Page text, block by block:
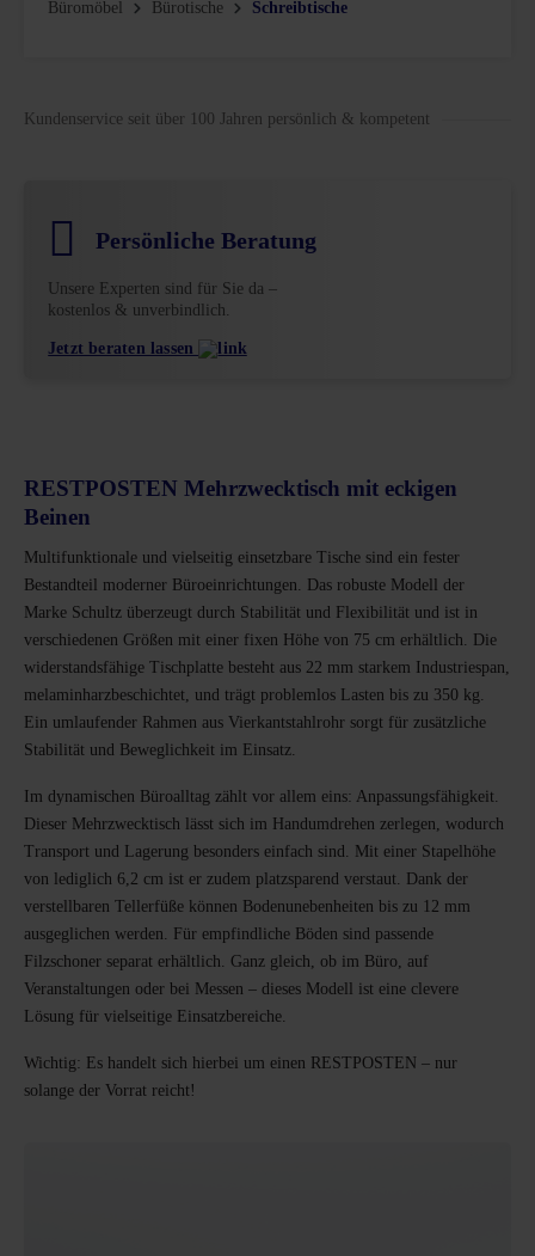
Büromöbel Bürotische Schreibtische
Kundenservice seit über 100 Jahren persönlich & kompetent
Persönliche Beratung
Unsere Experten sind für Sie da –
kostenlos & unverbindlich.
Jetzt beraten lassen
RESTPOSTEN Mehrzwecktisch mit eckigen
Beinen
Multifunktionale und vielseitig einsetzbare Tische sind ein fester
Bestandteil moderner Büroeinrichtungen. Das robuste Modell der
Marke Schultz überzeugt durch Stabilität und Flexibilität und ist in
verschiedenen Größen mit einer fixen Höhe von 75 cm erhältlich. Die
widerstandsfähige Tischplatte besteht aus 22 mm starkem Industriespan,
melaminharzbeschichtet, und trägt problemlos Lasten bis zu 350 kg.
Ein umlaufender Rahmen aus Vierkantstahlrohr sorgt für zusätzliche
Stabilität und Beweglichkeit im Einsatz.
Im dynamischen Büroalltag zählt vor allem eins: Anpassungsfähigkeit.
Dieser Mehrzwecktisch lässt sich im Handumdrehen zerlegen, wodurch
Transport und Lagerung besonders einfach sind. Mit einer Stapelhöhe
von lediglich 6,2 cm ist er zudem platzsparend verstaut. Dank der
verstellbaren Tellerfüße können Bodenunebenheiten bis zu 12 mm
ausgeglichen werden. Für empfindliche Böden sind passende
Filzschoner separat erhältlich. Ganz gleich, ob im Büro, auf
Veranstaltungen oder bei Messen – dieses Modell ist eine clevere
Lösung für vielseitige Einsatzbereiche.
Wichtig: Es handelt sich hierbei um einen RESTPOSTEN – nur
solange der Vorrat reicht!